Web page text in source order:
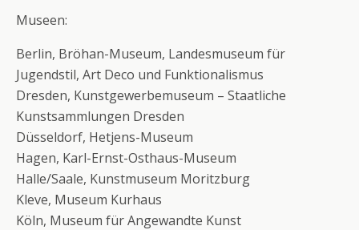
Museen:
Berlin, Bröhan-Museum, Landesmuseum für
Jugendstil, Art Deco und Funktionalismus
Dresden, Kunstgewerbemuseum – Staatliche
Kunstsammlungen Dresden
Düsseldorf, Hetjens-Museum
Hagen, Karl-Ernst-Osthaus-Museum
Halle/Saale, Kunstmuseum Moritzburg
Kleve, Museum Kurhaus
Köln, Museum für Angewandte Kunst